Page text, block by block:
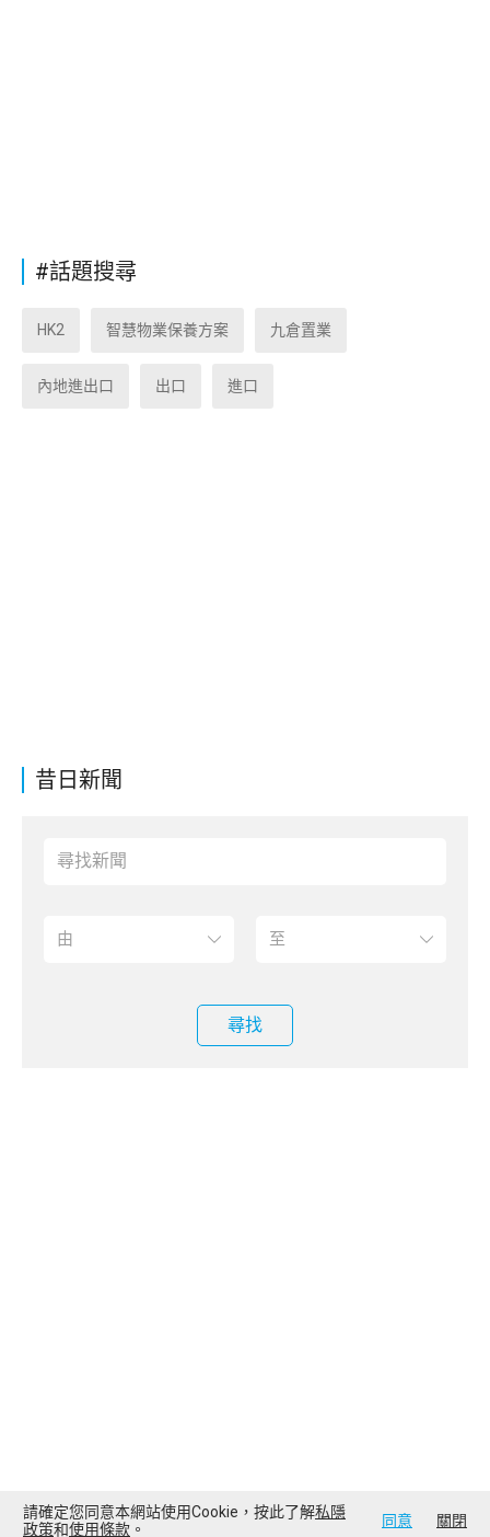
昔日新聞
尋找
#話題搜尋
HK2 智慧物業保養方案 九倉置業
內地進出口 出口 進口
請確定您同意本網站使用Cookie，按此了解私隱
政策和使用條款 。 同意 關閉